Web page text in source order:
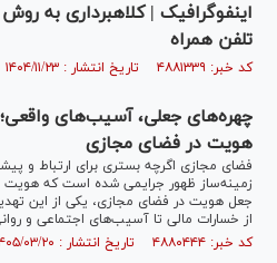
اینفوگرافیک | کلاهبرداری به
تلفن همراه
کد خبر: ۴۸۸۱۳۳۹ تاریخ انتشار : ۱۴۰۴/۱۱/۲۳
چهره‌های جعلی، آسیب‌های
هویت در فضای مجازی
فضای مجازی اگرچه بستری برای ارتباط و
زمینه‌ساز ظهور جرایمی شده است که هویت و
جعل هویت در فضای مجازی، یکی از این
از خسارات مالی تا آسیب‌های اجتماعی و
کد خبر: ۴۸۸۰۴۴۴ تاریخ انتشار : ۱۴۰۵/۰۳/۲۰